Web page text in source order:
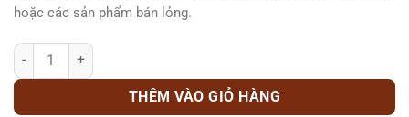
hoặc các sản phẩm bán lỏng.
Máy khuấy công nghiệp 20 lít số lượng
THÊM VÀO GIỎ HÀNG